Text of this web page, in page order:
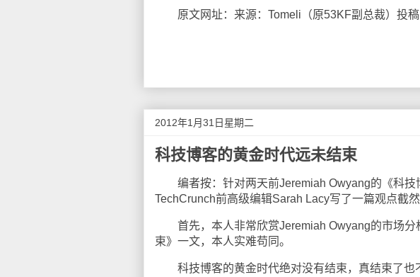
原文网址：来源：Tomeli（原53KF副总裁）投稿
2012年1月31日星期二
科技博客的黄金时代远未结束
编者按：针对两天前Jeremiah Owyang的《科技
TechCrunch前高级编辑Sarah Lacy写了一篇观点截
首先，本人非常欣赏Jeremiah Owyang的市场分
束》一文，本人实难苟同。
科技博客的黄金时代绝对没有结束，真结束了也